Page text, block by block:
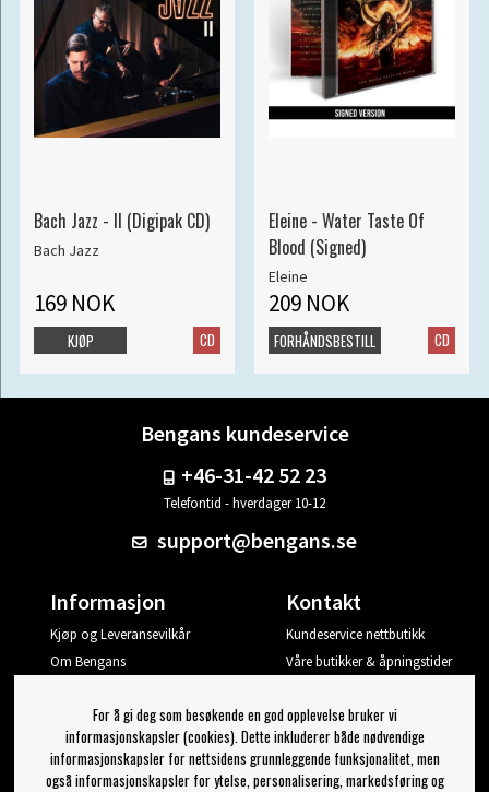
Bach Jazz - II (Digipak CD)
Bach Jazz
169 NOK
CD
KJØP
Eleine - Water Taste Of
Blood (Signed)
Eleine
209 NOK
CD
FORHÅNDSBESTILL
Bengans kundeservice
+46-31-42 52 23
Telefontid - hverdager 10-12
support@bengans.se
Informasjon
Kjøp og Leveransevilkår
Om Bengans
Kontakt
Kundeservice nettbutikk
Våre butikker & åpningstider
Logg ut
Jeg vil ha tips fra Bengans
For å gi deg som besøkende en god opplevelse bruker vi
informasjonskapsler (cookies). Dette inkluderer både nødvendige
informasjonskapsler for nettsidens grunnleggende funksjonalitet, men
også informasjonskapsler for ytelse, personalisering, markedsføring og